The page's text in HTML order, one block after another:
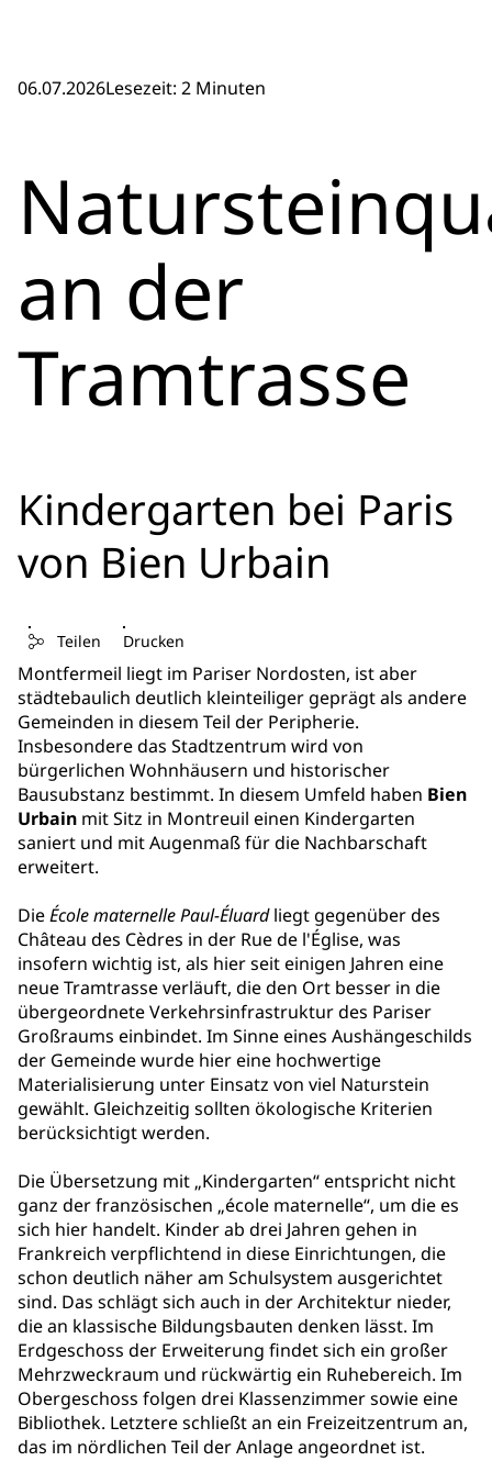
06.07.2026Lesezeit: 2 Minuten
an der
Tramtrasse
Kindergarten bei Paris
von Bien Urbain
Teilen Drucken
Montfermeil liegt im Pariser Nordosten, ist aber
städtebaulich deutlich kleinteiliger geprägt als andere
Gemeinden in diesem Teil der Peripherie.
Insbesondere das Stadtzentrum wird von
bürgerlichen Wohnhäusern und historischer
Bausubstanz bestimmt. In diesem Umfeld haben Bien
Urbain mit Sitz in Montreuil einen Kindergarten
saniert und mit Augenmaß für die Nachbarschaft
erweitert.
DieÉcole maternelle Paul-Éluardliegt gegenüber des
Château des Cèdres in der Rue de l'Église, was
insofern wichtig ist, als hier seit einigen Jahren eine
neue Tramtrasse verläuft, die den Ort besser in die
übergeordnete Verkehrsinfrastruktur des Pariser
Großraums einbindet. Im Sinne eines Aushängeschilds
der Gemeinde wurde hier eine hochwertige
Materialisierung unter Einsatz von viel Naturstein
gewählt. Gleichzeitig sollten ökologische Kriterien
berücksichtigt werden.
Die Übersetzung mit „Kindergarten“ entspricht nicht
ganz der französischen „école maternelle“, um die es
sich hier handelt. Kinder ab drei Jahren gehen in
Frankreich verpflichtend in diese Einrichtungen, die
schon deutlich näher am Schulsystem ausgerichtet
sind. Das schlägt sich auch in der Architektur nieder,
die an klassische Bildungsbauten denken lässt. Im
Erdgeschoss der Erweiterung findet sich ein großer
Mehrzweckraum und rückwärtig ein Ruhebereich. Im
Obergeschoss folgen drei Klassenzimmer sowie eine
Bibliothek. Letztere schließt an ein Freizeitzentrum an,
das im nördlichen Teil der Anlage angeordnet ist.